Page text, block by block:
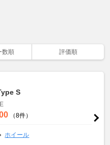
数順 評価順
S
（8件）
ホイール